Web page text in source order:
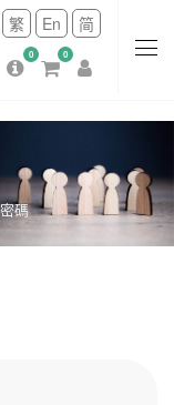
繁 En 简
0 0
碼